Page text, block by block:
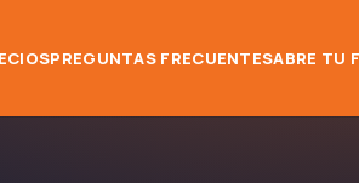
PREGUNTAS FRECUENTESABRE TU